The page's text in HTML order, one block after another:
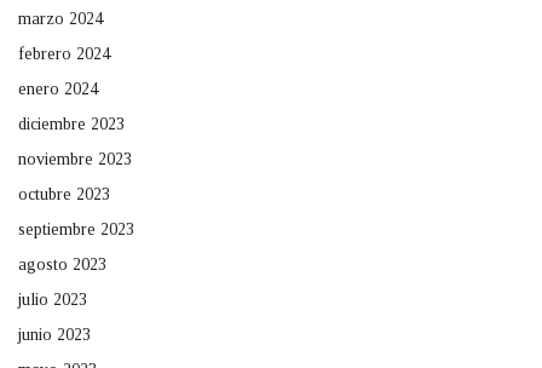
marzo 2024
febrero 2024
enero 2024
diciembre 2023
noviembre 2023
octubre 2023
septiembre 2023
agosto 2023
julio 2023
junio 2023